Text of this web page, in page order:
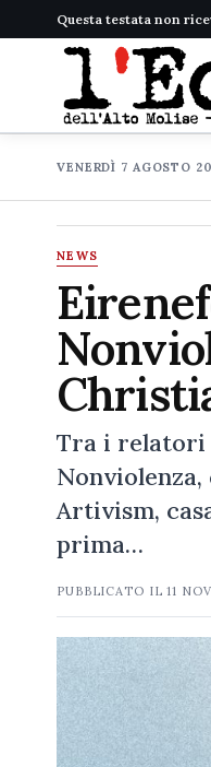
Questa testata non
VENERDÌ 7 AGOSTO
NEWS
Tra i relatori
Artivism,
prima…
PUBBLICATO IL11